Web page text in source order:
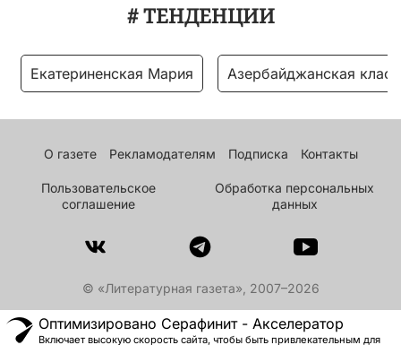
# ТЕНДЕНЦИИ
Екатериненская Мария Азербайджанская
О газете Рекламодателям Подписка Контакты
Пользовательское
соглашение
Обработка персональных
данных
© «Литературная газета», 2007–2026
Оптимизировано Серафинит - Акселератор
Включает высокую скорость сайта, чтобы быть привлекательным для